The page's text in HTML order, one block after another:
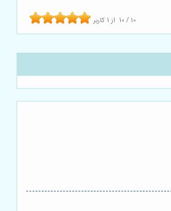
10 / 10 از 1 کاربر